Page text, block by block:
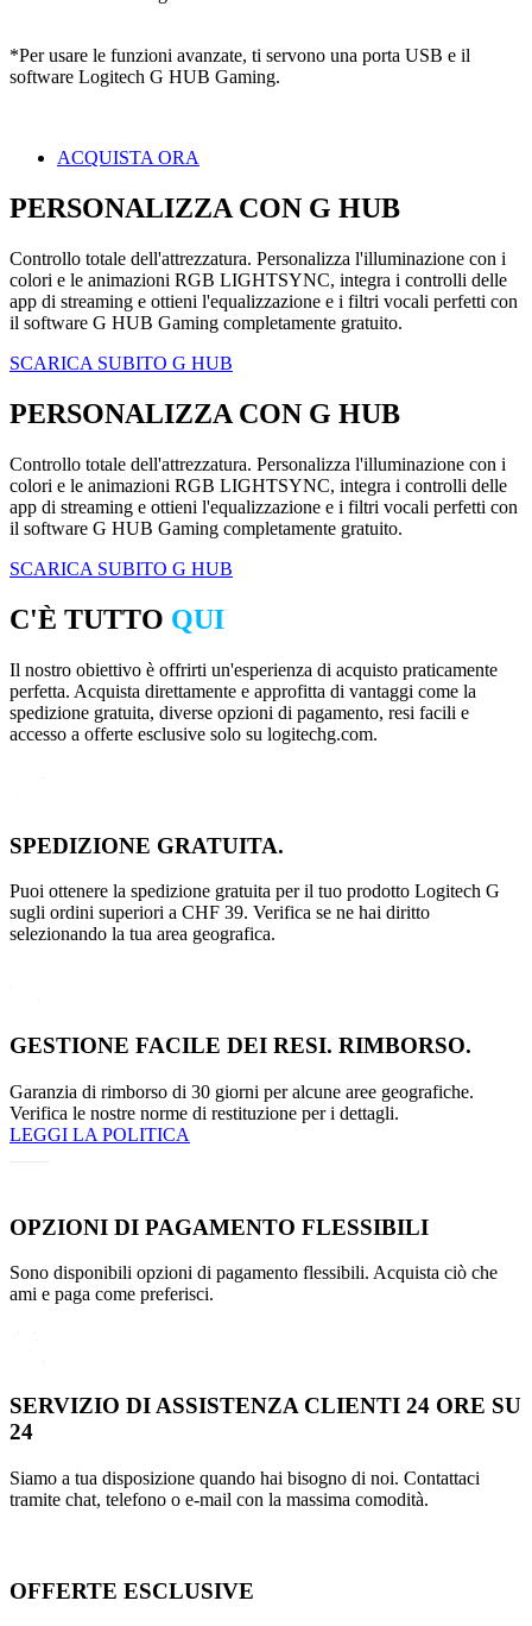
*Per usare le funzioni avanzate, ti servono una porta USB e il
software Logitech G HUB Gaming.
ACQUISTA ORA
PERSONALIZZA CON G HUB
Controllo totale dell'attrezzatura. Personalizza l'illuminazione con i
colori e le animazioni RGB LIGHTSYNC, integra i controlli delle
app di streaming e ottieni l'equalizzazione e i filtri vocali perfetti con
il software G HUB Gaming completamente gratuito.
SCARICA SUBITO G HUB
PERSONALIZZA CON G HUB
Controllo totale dell'attrezzatura. Personalizza l'illuminazione con i
colori e le animazioni RGB LIGHTSYNC, integra i controlli delle
app di streaming e ottieni l'equalizzazione e i filtri vocali perfetti con
il software G HUB Gaming completamente gratuito.
SCARICA SUBITO G HUB
C'È TUTTO QUI
Il nostro obiettivo è offrirti un'esperienza di acquisto praticamente
perfetta. Acquista direttamente e approfitta di vantaggi come la
spedizione gratuita, diverse opzioni di pagamento, resi facili e
accesso a offerte esclusive solo su logitechg.com.
SPEDIZIONE GRATUITA.
Puoi ottenere la spedizione gratuita per il tuo prodotto Logitech G
sugli ordini superiori a CHF 39. Verifica se ne hai diritto
selezionando la tua area geografica.
GESTIONE FACILE DEI RESI. RIMBORSO.
Garanzia di rimborso di 30 giorni per alcune aree geografiche.
Verifica le nostre norme di restituzione per i dettagli.
LEGGI LA POLITICA
OPZIONI DI PAGAMENTO FLESSIBILI
Sono disponibili opzioni di pagamento flessibili. Acquista ciò che
ami e paga come preferisci.
SERVIZIO DI ASSISTENZA CLIENTI 24 ORE SU
24
Siamo a tua disposizione quando hai bisogno di noi. Contattaci
tramite chat, telefono o e-mail con la massima comodità.
OFFERTE ESCLUSIVE